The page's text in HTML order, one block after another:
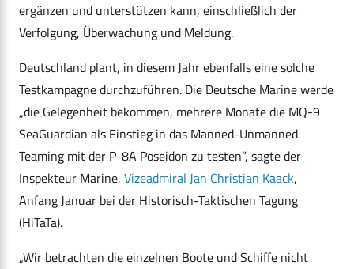
ergänzen und unterstützen kann, einschließlich der
Verfolgung, Überwachung und Meldung.
Deutschland plant, in diesem Jahr ebenfalls eine solche
Testkampagne durchzuführen. Die Deutsche Marine werde
„die Gelegenheit bekommen, mehrere Monate die MQ-9
SeaGuardian als Einstieg in das Manned-Unmanned
Teaming mit der P-8A Poseidon zu testen“, sagte der
Inspekteur Marine, Vizeadmiral Jan Christian Kaack,
Anfang Januar bei der Historisch-Taktischen Tagung
(HiTaTa).
„Wir betrachten die einzelnen Boote und Schiffe nicht